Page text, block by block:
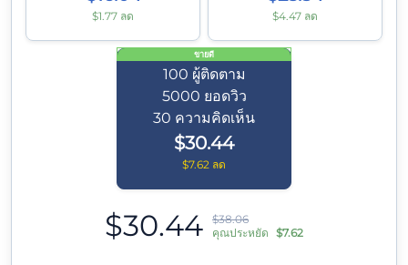
$1.77 ลด $4.47 ลด
ขายดี
100 ผู้ติดตาม
5000 ยอดวิว
30 ความคิดเห็น
$30.44
$7.62 ลด
$30.44
$38.06
คุณประหยัด $7.62